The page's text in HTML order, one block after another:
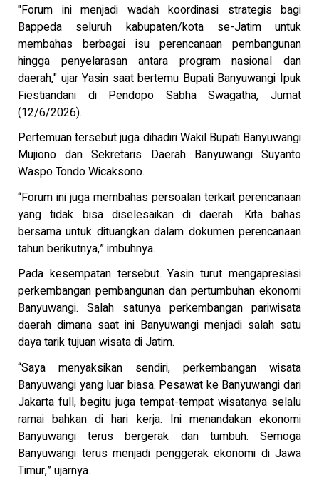
"Forum ini menjadi wadah koordinasi strategis bagi
Bappeda seluruh kabupaten/kota se-Jatim untuk
membahas berbagai isu perencanaan pembangunan
hingga penyelarasan antara program nasional dan
daerah," ujar Yasin saat bertemu Bupati Banyuwangi Ipuk
Fiestiandani di Pendopo Sabha Swagatha, Jumat
(12/6/2026).
Pertemuan tersebut juga dihadiri Wakil Bupati Banyuwangi
Mujiono dan Sekretaris Daerah Banyuwangi Suyanto
Waspo Tondo Wicaksono.
“Forum ini juga membahas persoalan terkait perencanaan
yang tidak bisa diselesaikan di daerah. Kita bahas
bersama untuk dituangkan dalam dokumen perencanaan
tahun berikutnya,” imbuhnya.
Pada kesempatan tersebut. Yasin turut mengapresiasi
perkembangan pembangunan dan pertumbuhan ekonomi
Banyuwangi. Salah satunya perkembangan pariwisata
daerah dimana saat ini Banyuwangi menjadi salah satu
daya tarik tujuan wisata di Jatim.
“Saya menyaksikan sendiri, perkembangan wisata
Banyuwangi yang luar biasa. Pesawat ke Banyuwangi dari
Jakarta full, begitu juga tempat-tempat wisatanya selalu
ramai bahkan di hari kerja. Ini menandakan ekonomi
Banyuwangi terus bergerak dan tumbuh. Semoga
Banyuwangi terus menjadi penggerak ekonomi di Jawa
Timur,” ujarnya.